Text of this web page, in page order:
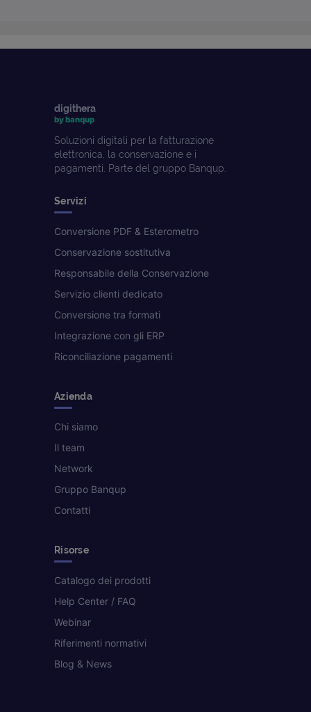
digithera
by banqup
Soluzioni digitali per la fatturazione
elettronica, la conservazione e i
pagamenti. Parte del gruppo Banqup.
Servizi
Conversione PDF & Esterometro
Conservazione sostitutiva
Responsabile della Conservazione
Servizio clienti dedicato
Conversione tra formati
Integrazione con gli ERP
Riconciliazione pagamenti
Azienda
Chi siamo
Il team
Network
Gruppo Banqup
Contatti
Risorse
Catalogo dei prodotti
Help Center / FAQ
Webinar
Riferimenti normativi
Blog & News